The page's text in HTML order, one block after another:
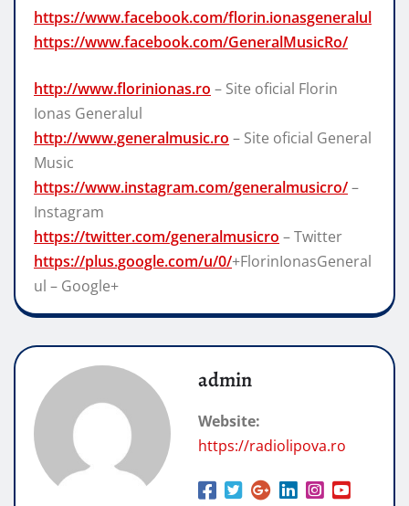
https://www.facebook.com/florin.ionasgeneralul
https://www.facebook.com/GeneralMusicRo/
http://www.florinionas.ro – Site oficial Florin
Ionas Generalul
http://www.generalmusic.ro – Site oficial General
Music
https://www.instagram.com/generalmusicro/–
Instagram
https://twitter.com/generalmusicro – Twitter
https://plus.google.com/u/0/+FlorinIonasGeneral
ul – Google+
admin
Website:
https://radiolipova.ro